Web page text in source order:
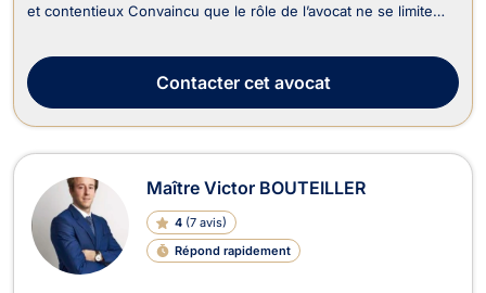
et contentieux Convaincu que le rôle de l’avocat ne se limite
une approche à la fois stra...
Contactercet avocat
Maître Victor BOUTEILLER
4 (7 avis)
Répond rapidement